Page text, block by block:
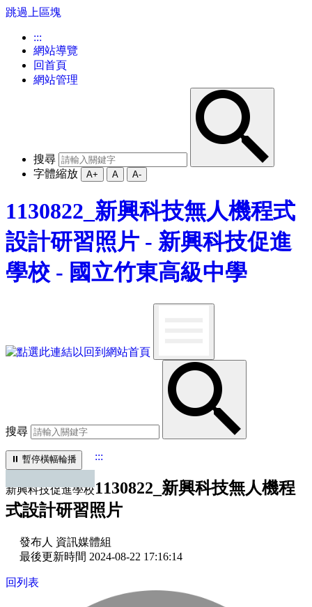
跳過上區塊
:::
網站導覽
回首頁
網站管理
搜尋
字體縮放
A+ A A-
1130822_新興科技無人機程式
設計研習照片 - 新興科技促進
學校 - 國立竹東高級中學
搜尋
⏸︎ 暫停橫幅輪播
新興科技促進學校
:::
1130822_新興科技無人機程
式設計研習照片
發布人 資訊媒體組
最後更新時間 2024-08-22 17:16:14
回列表